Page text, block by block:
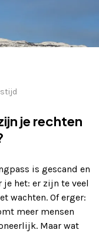
je rechten
is gescand en
het: er zijn te veel
wachten. Of erger:
meer mensen
Maar wat